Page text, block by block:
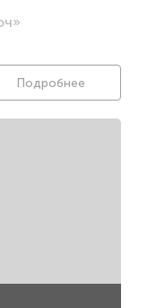
Подробнее